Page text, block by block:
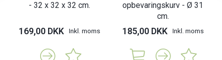
- 32 x 32 x 32 cm.
169,00 DKK Inkl. moms
opbevaringskurv - Ø 31
cm.
185,00 DKK Inkl. moms